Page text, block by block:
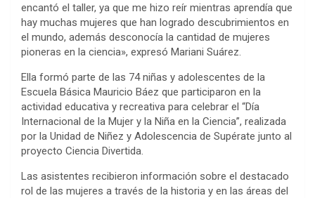
encantó el taller, ya que me hizo reír mientras aprendía que
hay muchas mujeres que han logrado descubrimientos en
el mundo, además desconocía la cantidad de mujeres
pioneras en la ciencia», expresó Mariani Suárez.
Ella formó parte de las 74 niñas y adolescentes de la
Escuela Básica Mauricio Báez que participaron en la
actividad educativa y recreativa para celebrar el “Día
Internacional de la Mujer y la Niña en la Ciencia”, realizada
por la Unidad de Niñez y Adolescencia de Supérate junto al
proyecto Ciencia Divertida.
Las asistentes recibieron información sobre el destacado
rol de las mujeres a través de la historia y en las áreas del